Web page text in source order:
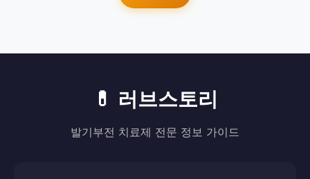
💊 러브스토리
발기부전 치료제 전문 정보 가이드